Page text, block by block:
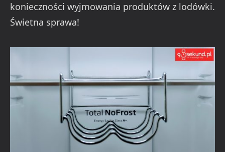
konieczności wyjmowania produktów z lodówki.
Świetna sprawa!